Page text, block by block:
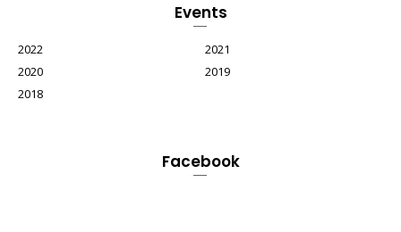
Events
2022
2021
2020
2019
2018
Facebook